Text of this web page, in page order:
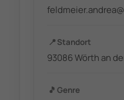
📍 Standort
93086 Wörth an
🎵 Genre